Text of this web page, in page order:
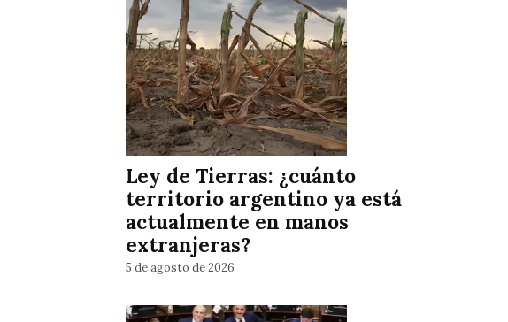
Ley de Tierras: ¿cuánto
territorio argentino ya está
actualmente en manos
extranjeras?
5 de agosto de 2026